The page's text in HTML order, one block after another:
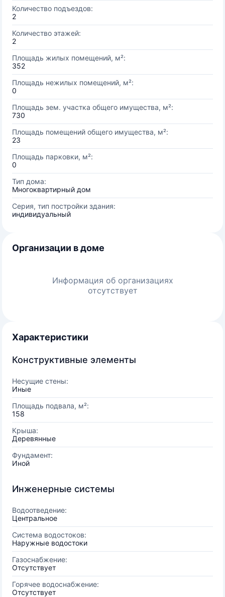
Количество подъездов:
2
Количество этажей:
2
Площадь жилых помещений, м²:
352
Площадь нежилых помещений, м²:
0
Площадь зем. участка общего имущества, м²:
730
Площадь помещений общего имущества, м²:
23
Площадь парковки, м²:
0
Тип дома:
Многоквартирный дом
Серия, тип постройки здания:
индивидуальный
Организации в доме
Информация об организациях
отсутствует
Характеристики
Конструктивные элементы
Несущие стены:
Иные
Площадь подвала, м²:
158
Крыша:
Деревянные
Фундамент:
Иной
Инженерные системы
Водоотведение:
Центральное
Система водостоков:
Наружные водостоки
Газоснабжение:
Отсутствует
Горячее водоснабжение:
Отсутствует